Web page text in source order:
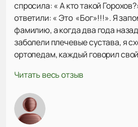
спросила: « А кто такой
ответили: « Это «Бог»!!!». Я
фамилию, а когда два года
заболели плечевые сустава, я
ортопедам, каждый говорил
Через сайт «Продокторов» нашла
консультации. Он посмотрел мои
сказал точный диагноз, наметили
действий. Решили попробывать
Читать весь отзыв